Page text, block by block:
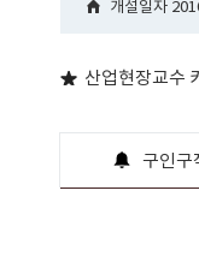
개설일자
산업현장교수
구인구